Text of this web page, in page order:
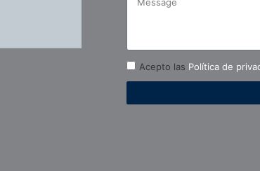
Acepto las Política de